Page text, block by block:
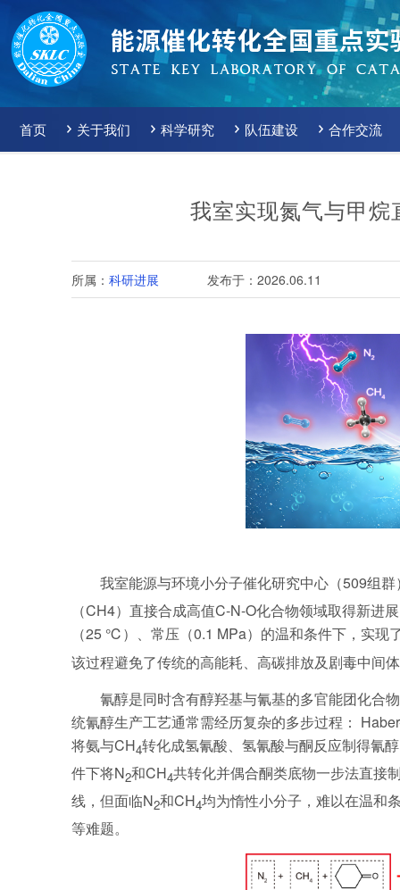
首页 关于我们 科学研究 队伍建设 合作交流
我室实现氮气与甲
所属： 科研进展 发布于：2026.06.11
我室能源与环境小分子催化研究中心（509组
（CH4）直接合成高值C-N-O化合物领域取得新
（25 ℃）、常压（0.1 MPa）的温和条件下，实现
该过程避免了传统的高能耗、高碳排放及剧毒中间
氰醇是同时含有醇羟基与氰基的多官能团化合
统氰醇生产工艺通常需经历复杂的多步过程：
将氨与CH4转化成氢氰酸、氢氰酸与酮反应制得氰
件下将N2和CH4共转化并偶合酮类底物一步法直接
线，但面临N2和CH4均为惰性小分子，难以在温和
等难题。